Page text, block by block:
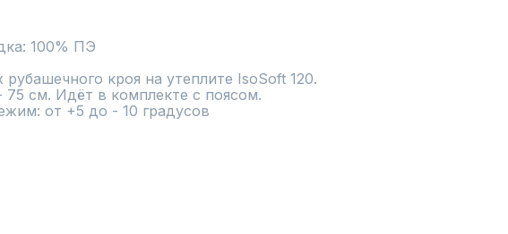
100% ПЭ
рубашечного кроя на утеплите IsoSoft 120.
см. Идёт в комплекте с поясом.
от +5 до - 10 градусов